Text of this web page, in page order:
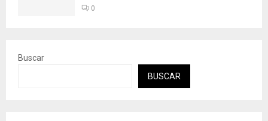
0
Buscar
BUSCAR